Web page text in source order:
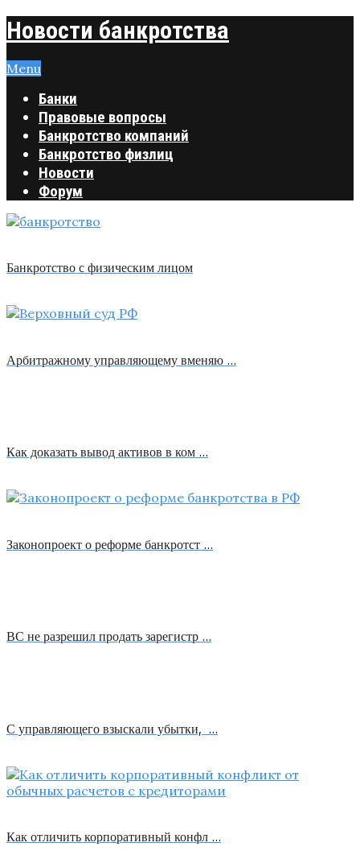
Новости банкротства
Menu
Банки
Правовые вопросы
Банкротство компаний
Банкротство физлиц
Новости
Форум
Банкротство с физическим лицом
Арбитражному управляющему вменяю …
Как доказать вывод активов в ком …
Законопроект о реформе банкротст …
ВС не разрешил продать зарегистр …
С управляющего взыскали убытки, …
Как отличить корпоративный конфл …